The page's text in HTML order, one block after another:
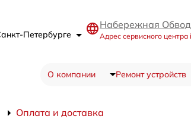
Петербурге
Набережная
Адрес сервисного центра
О компании Ремонт устройств
Оплата и доставка